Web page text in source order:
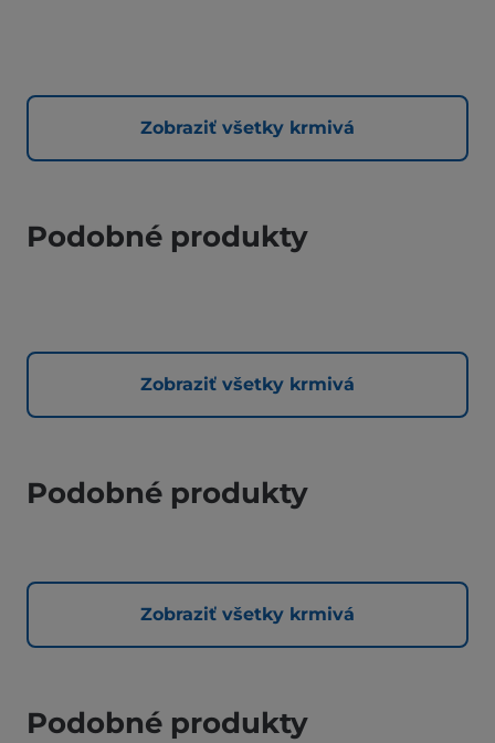
Zobraziť všetky krmivá
Podobné produkty
Zobraziť všetky krmivá
Podobné produkty
Zobraziť všetky krmivá
Podobné produkty